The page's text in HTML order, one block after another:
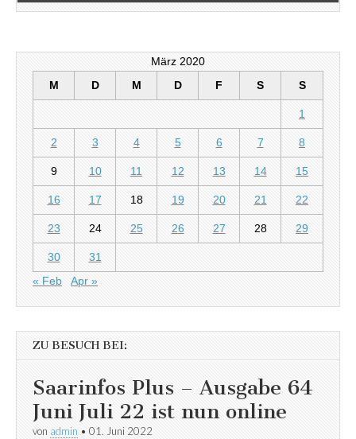
März 2020
M
D M D F S S
1
2 3 4 5 6 7 8
9 10 11 12 13 14 15
16 17 18 19 20 21 22
23 24 25 26 27 28 29
30
31
« Feb
Apr »
ZU BESUCH BEI:
Saarinfos Plus – Ausgabe 64
Juni Juli 22 ist nun online
von admin • 01. Juni 2022